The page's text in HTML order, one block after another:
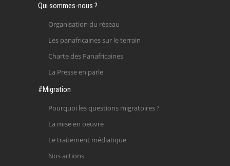
Qui sommes-nous ?
Organisation du réseau
Les panafricaines sur le terrain
Charte des Panafricaines
La Presse en parle
#Migration
Pourquoi les questions migratoires ?
La mise en oeuvre
Le traitement médiatique
Nos actions